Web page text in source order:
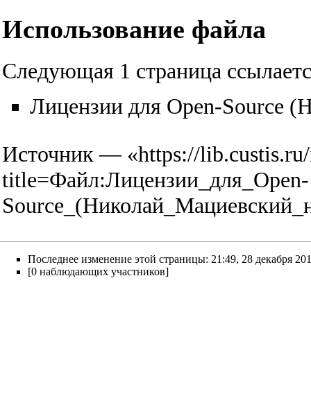
Использование файла
Следующая 1 страница
Лицензии для Open-Source
Источник — «https://
title=Файл:Лицензии_для_Open-
Последнее изменение этой страницы: 21:49, 28 декабря
[0 наблюдающих участников]